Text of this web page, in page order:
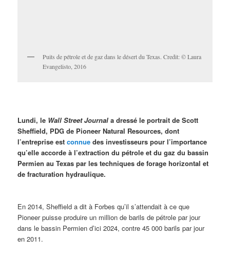
Puits de pétrole et de gaz dans le désert du Texas. Credit: © Laura
Evangelisto, 2016
Lundi, le Wall Street Journal a dressé le portrait de Scott
Sheffield, PDG de Pioneer Natural Resources, dont
l’entreprise estconnue des investisseurs pour l’importance
qu’elle accorde à l’extraction du pétrole et du gaz du bassin
Permien au Texas par les techniques de forage horizontal et
de fracturation hydraulique.
En 2014, Sheffield a dit à Forbes qu’il s’attendait à ce que
Pioneer puisse produire un million de barils de pétrole par jour
dans le bassin Permien d’ici 2024, contre 45 000 barils par jour
en 2011.